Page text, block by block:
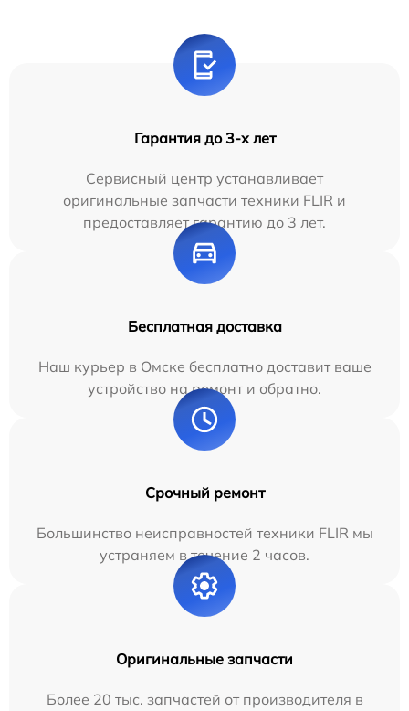
Гарантия до 3-х лет
Сервисный центр устанавливает
оригинальные запчасти техники FLIR и
предоставляет гарантию до 3 лет.
Бесплатная доставка
Наш курьер в Омске бесплатно доставит ваше
устройство на ремонт и обратно.
Срочный ремонт
Большинство неисправностей техники FLIR мы
устраняем в течение 2 часов.
Оригинальные запчасти
Более 20 тыс. запчастей от производителя в